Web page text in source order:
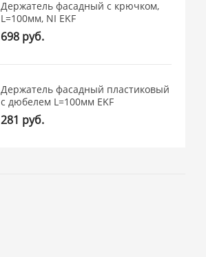
Держатель фасадный с крючком,
L=100мм, NI EKF
698 руб.
Держатель фасадный пластиковый
с дюбелем L=100мм EKF
281 руб.